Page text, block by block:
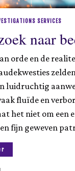
SERVICES
naar
orde en de
luidruchtig
fluïde en
het niet om een
fijn geweven